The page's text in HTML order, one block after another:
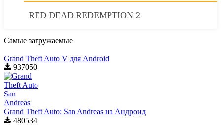
RED DEAD REDEMPTION 2
Самые загружаемые
Grand Theft Auto V для Android
937050
Grand Theft Auto: San Andreas на Андроид
480534